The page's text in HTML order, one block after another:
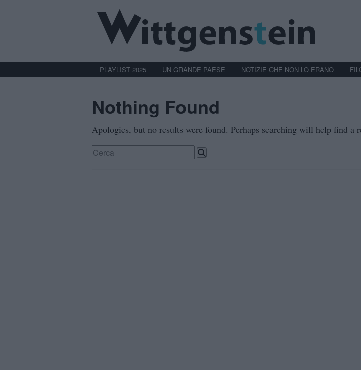
PLAYLIST 2025 UN GRANDE PAESE NOTIZIE CHE NON LO ERANO
Nothing Found
Apologies, but no results were found. Perhaps searching will help find a